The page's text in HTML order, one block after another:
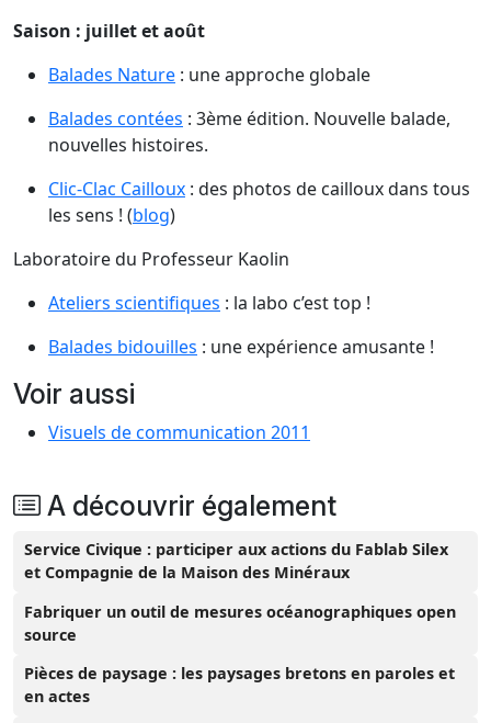
Saison : juillet et août
Balades Nature : une approche globale
Balades contées : 3ème édition. Nouvelle balade,
nouvelles histoires.
Clic-Clac Cailloux : des photos de cailloux dans tous
les sens ! (blog)
Laboratoire du Professeur Kaolin
Ateliers scientifiques : la labo c’est top !
Balades bidouilles : une expérience amusante !
Voir aussi
Visuels de communication 2011
A découvrir également
Service Civique : participer aux actions du Fablab Silex
et Compagnie de la Maison des Minéraux
Fabriquer un outil de mesures océanographiques open
source
Pièces de paysage : les paysages bretons en paroles et
en actes